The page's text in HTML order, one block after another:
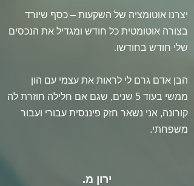
יצרנו אוטומציה של השקעות – כסף שיורד
בצורה אוטומטית כל חודש ומגדיל את הנכסים
שלי חודש בחודשו.
הבן אדם גרם לי לראות את עצמי עם הון
ממשי בעוד 5 שנים, שגם אם חלילה חוזרת לה
קורונה, אני נשאר חזק פיננסית עבורי ועבור
משפחתי.
ירון מ.